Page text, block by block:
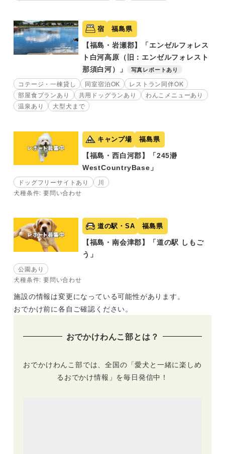
宿 福島県
【福島・岩瀬郡】「エンゼルフォレス
ト白河高原（旧：エンゼルフォレスト
那須白河）」
写真レポートあり
コテージ・一棟貸し 同室宿泊OK
レストラン同伴OK
部屋食プランあり
共用ドッグランあり
わんこメニューあり
温泉あり
大型犬まで
キャンプ場 福島県
【福島・西白河郡】「245瀞
WestCountryBase」
ドッグフリーサイトあり
川
犬種条件: 要問い合わせ
道の駅・SA 福島県
【福島・南会津郡】「道の駅 しもご
う」
公園あり
犬種条件: 要問い合わせ
施設の情報は変更になっている可能性があります。
おでかけ前に各自ご確認ください。
おでかけわんこ部とは？
おでかけわんこ部では、全国の「愛犬と一緒に楽しめ
るおでかけ情報」を毎日発信中！